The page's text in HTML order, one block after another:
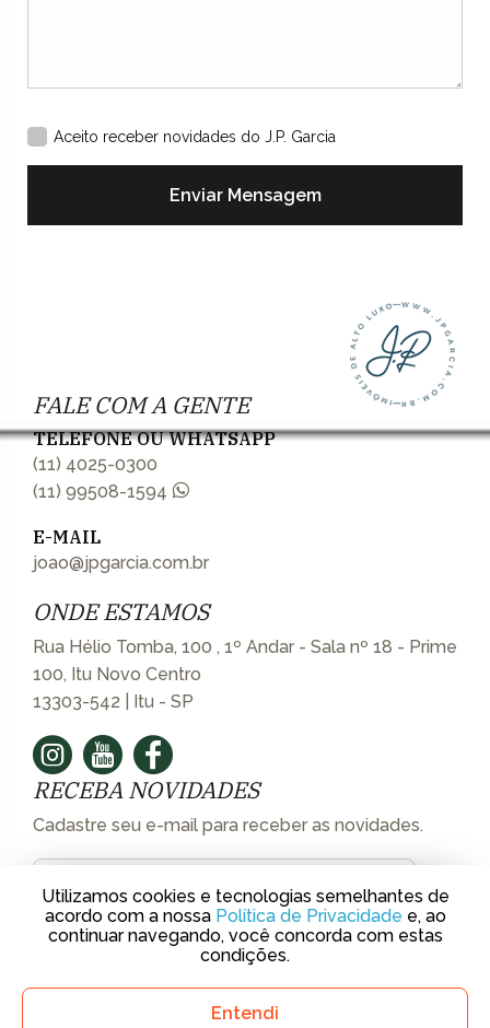
Aceito receber novidades do J.P. Garcia
Enviar Mensagem
FALE COM A GENTE
TELEFONE OU WHATSAPP
(11) 4025-0300
(11) 99508-1594
E-MAIL
joao@jpgarcia.com.br
ONDE ESTAMOS
Rua Hélio Tomba, 100 , 1º Andar - Sala nº 18 - Prime
100, Itu Novo Centro
13303-542 | Itu - SP
RECEBA NOVIDADES
Cadastre seu e-mail para receber as novidades.
Utilizamos cookies e tecnologias semelhantes de
acordo com a nossa Política de Privacidade e, ao
continuar navegando, você concorda com estas
condições.
Entendi